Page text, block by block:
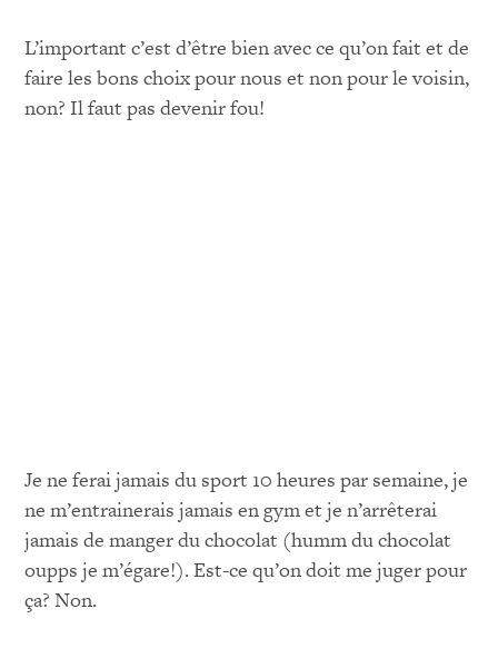
L’important c’est d’être bien avec ce qu’on fait et de
faire les bons choix pour nous et non pour le voisin,
non? Il faut pas devenir fou!
Je ne ferai jamais du sport 10 heures par semaine, je
ne m’entrainerais jamais en gym et je n’arrêterai
jamais de manger du chocolat (humm du chocolat
oupps je m’égare!). Est-ce qu’on doit me juger pour
ça? Non.